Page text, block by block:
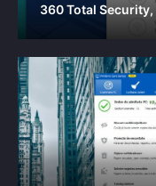
360 Total